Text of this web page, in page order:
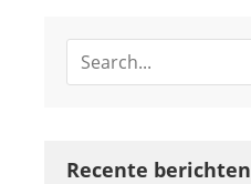
Recente berichten